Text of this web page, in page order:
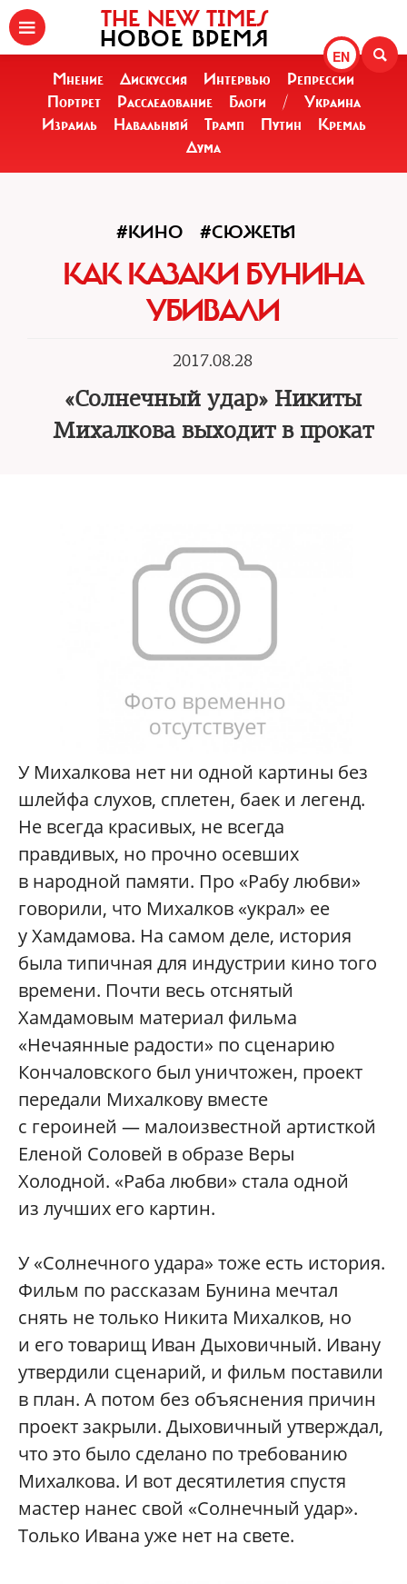
EN
THE NEW TIMES
НОВОЕ ВРЕМЯ
Мнение Дискуссия Интервью
Репрессии
Портрет
Расследование Блоги /
Украина
Израиль
Навальный Трамп Путин
Кремль
Дума
#КИНО #СЮЖЕТЫ
КАК КАЗАКИ БУНИНА
УБИВАЛИ
2017.08.28
«Солнечный удар» Никиты
Михалкова выходит в прокат
У Михалкова нет ни одной картины без
шлейфа слухов, сплетен, баек и легенд.
Не всегда красивых, не всегда
правдивых, но прочно осевших
в народной памяти. Про «Рабу любви»
говорили, что Михалков «украл» ее
у Хамдамова. На самом деле, история
была типичная для индустрии кино того
времени. Почти весь отснятый
Хамдамовым материал фильма
«Нечаянные радости» по сценарию
Кончаловского был уничтожен, проект
передали Михалкову вместе
с героиней — малоизвестной артисткой
Еленой Соловей в образе Веры
Холодной. «Раба любви» стала одной
из лучших его картин.
У «Солнечного удара» тоже есть история.
Фильм по рассказам Бунина мечтал
снять не только Никита Михалков, но
и его товарищ Иван Дыховичный. Ивану
утвердили сценарий, и фильм поставили
в план. А потом без объяснения причин
проект закрыли. Дыховичный утверждал,
что это было сделано по требованию
Михалкова. И вот десятилетия спустя
мастер нанес свой «Солнечный удар».
Только Ивана уже нет на свете.